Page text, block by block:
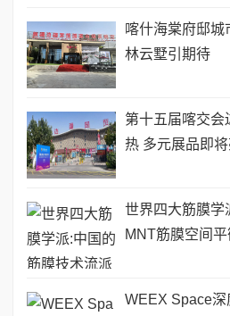
喀什海棠府邸
林云墅引期待
第十五届喀交会
热 多元展品即将
世界四大筋膜学
MNT筋膜空间
WEEX Space